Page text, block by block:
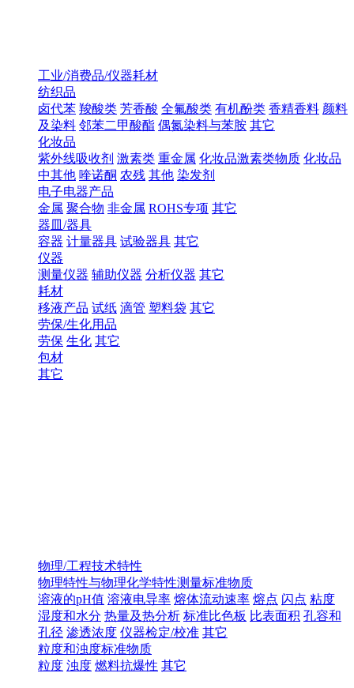
工业/消费品/仪器耗材
纺织品
卤代苯 羧酸类 芳香酸 全氟酸类 有机酚类 香精香料 颜料
及染料 邻苯二甲酸酯 偶氮染料与苯胺 其它
化妆品
紫外线吸收剂 激素类 重金属 化妆品激素类物质 化妆品
中其他 喹诺酮 农残 其他 染发剂
电子电器产品
金属 聚合物 非金属 ROHS专项 其它
器皿/器具
容器 计量器具 试验器具 其它
仪器
测量仪器 辅助仪器 分析仪器 其它
耗材
移液产品 试纸 滴管 塑料袋 其它
劳保/生化用品
劳保 生化 其它
包材
其它
物理/工程技术特性
物理特性与物理化学特性测量标准物质
溶液的pH值 溶液电导率 熔体流动速率 熔点 闪点 粘度
湿度和水分 热量及热分析 标准比色板 比表面积 孔容和
孔径 渗透浓度 仪器检定/校准 其它
粒度和浊度标准物质
粒度 浊度 燃料抗爆性 其它